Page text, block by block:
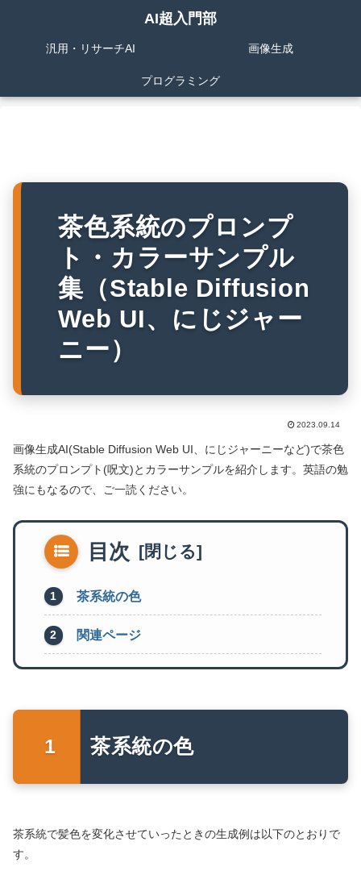
AI超入門部
汎用・リサーチAI 画像生成
プログラミング
茶色系統のプロンプ
ト・カラーサンプル
集（Stable Diffusion
Web UI、にじジャー
ニー）
2023.09.14
画像生成AI(Stable Diffusion Web UI、にじジャーニーなど)で茶色
系統のプロンプト(呪文)とカラーサンプルを紹介します。英語の勉
強にもなるので、ご一読ください。
目次
茶系統の色
関連ページ
茶系統の色
茶系統で髪色を変化させていったときの生成例は以下のとおりで
す。